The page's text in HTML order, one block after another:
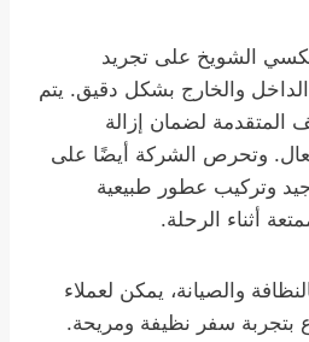
الشويخ على تجريد
والخارج بشكل دقيق. يتم
المتقدمة لضمان إزالة
وتحرص الشركة أيضًا على
وتركيب عطور طبيعية
أثناء الرحلة.
والصيانة، يمكن لعملاء
بتجربة سفر نظيفة ومريحة.